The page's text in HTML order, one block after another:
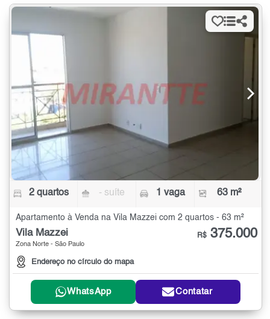
2 quartos - suíte 1 vaga 63 m²
Apartamento à Venda na Vila Mazzei com 2 quartos - 63 m²
Vila Mazzei
Zona Norte - São Paulo
Endereço no círculo do mapa
R$ 375.000
WhatsApp Contatar